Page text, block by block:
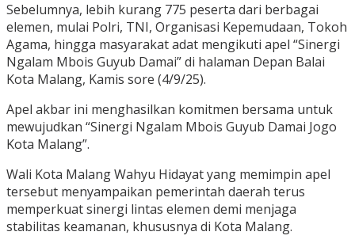
Sebelumnya, lebih kurang 775 peserta dari berbagai
elemen, mulai Polri, TNI, Organisasi Kepemudaan, Tokoh
Agama, hingga masyarakat adat mengikuti apel “Sinergi
Ngalam Mbois Guyub Damai” di halaman Depan Balai
Kota Malang, Kamis sore (4/9/25).
Apel akbar ini menghasilkan komitmen bersama untuk
mewujudkan “Sinergi Ngalam Mbois Guyub Damai Jogo
Kota Malang”.
Wali Kota Malang Wahyu Hidayat yang memimpin apel
tersebut menyampaikan pemerintah daerah terus
memperkuat sinergi lintas elemen demi menjaga
stabilitas keamanan, khususnya di Kota Malang.